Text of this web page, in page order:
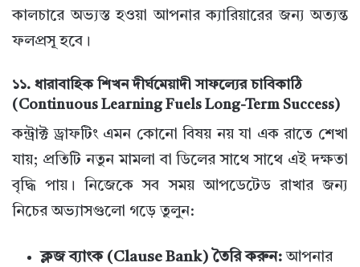
কালচারে অভ্যস্ত হওয়া আপনার ক্যারিয়ারের জন্য অত্যন্ত
ফলপ্রসূ হবে।
১১. ধারাবাহিক শিখন দীর্ঘমেয়াদী সাফল্যের চাবিকাঠি
(Continuous Learning Fuels Long-Term Success)
কন্ট্রাক্ট ড্রাফটিং এমন কোনো বিষয় নয় যা এক রাতে শেখা
যায়; প্রতিটি নতুন মামলা বা ডিলের সাথে সাথে এই দক্ষতা
বৃদ্ধি পায়। নিজেকে সব সময় আপডেটেড রাখার জন্য
নিচের অভ্যাসগুলো গড়ে তুলুন:
ক্লজ ব্যাংক (Clause Bank) তৈরি করুন: আপনার